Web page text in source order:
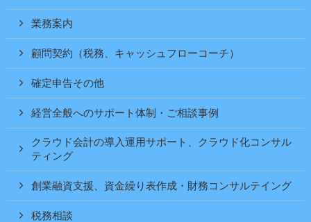
業務案内
顧問契約（税務、キャッシュフローコーチ）
確定申告その他
経営全般へのサポート体制・ご相談事例
クラウド会計の導入運用サポート、クラウド化コンサル
ティング
創業融資支援、資金繰り表作成・財務コンサルテイング
税務相談